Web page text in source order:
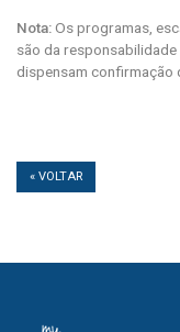
Nota:Os programas,
são da
dispensam confirmação
« VOLTAR